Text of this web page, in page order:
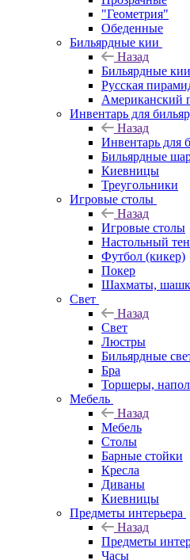
"Геометрия"
Обеденные
Бильярдные кии
Назад
Бильярдные кии
Русская
Американский
Инвентарь для
Назад
Инвентарь для
Бильярдные
Киевницы
Треугольники
Игровые столы
Назад
Игровые столы
Настольный
Футбол (кикер)
Покер
Шахматы,
Свет
Назад
Свет
Люстры
Бильярдные
Бра
Торшеры,
Мебель
Назад
Мебель
Столы
Барные стойки
Кресла
Диваны
Киевницы
Предметы интерьера
Назад
Предметы
Часы